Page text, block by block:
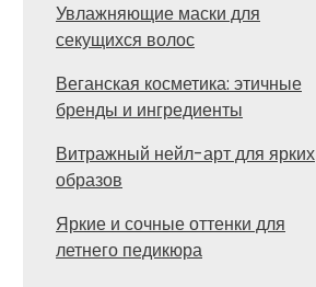
Увлажняющие маски для
секущихся волос
Веганская косметика: этичные
бренды и ингредиенты
Витражный нейл-арт для ярких
образов
Яркие и сочные оттенки для
летнего педикюра